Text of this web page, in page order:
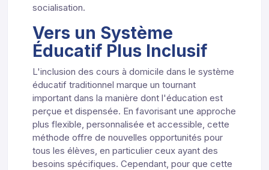
socialisation.
Vers un Système
Éducatif Plus Inclusif
L'inclusion des cours à domicile dans le système
éducatif traditionnel marque un tournant
important dans la manière dont l'éducation est
perçue et dispensée. En favorisant une approche
plus flexible, personnalisée et accessible, cette
méthode offre de nouvelles opportunités pour
tous les élèves, en particulier ceux ayant des
besoins spécifiques. Cependant, pour que cette